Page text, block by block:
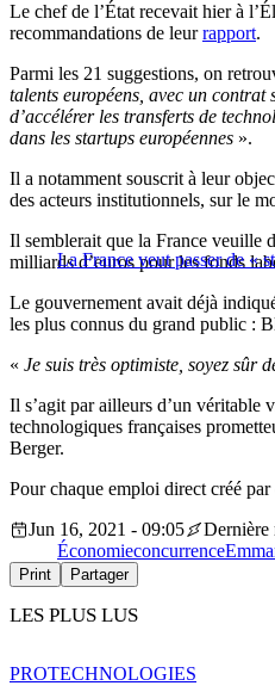
Le chef de l’État recevait hier à
recommandations de leurrapport.
Parmi les 21 suggestions, on
talents européens, avec un
d’accélérer les transferts de
dans les startups européennes ».
Il a notamment souscrit à leur
des acteurs institutionnels, sur le
La France veut passer de «
Il semblerait que la France veuille
milliards d’euros pour les fonds
Le gouvernement avait déjà
les plus connus du grand public :
« Je suis très optimiste, soyez sûr
Il s’agit par ailleurs d’un véritable
technologiques françaises
Berger.
Pour chaque emploi direct créé
Jun 16, 2021 - 09:05
Dernière
Économieconcurrence
Print Partager
LES PLUS LUS
PROTECHNOLOGIES